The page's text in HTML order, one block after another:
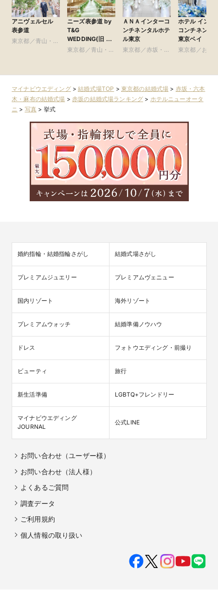
アニヴェルセル
表参道
東京都／青山・表
ニーズ表参道 by
T&G
WEDDING(旧 表
参道TERRACE)
東京都／青山・表
ＡＮＡインターコ
ンチネンタルホテ
ル東京
東京都／赤坂・六
ホテル インタ
コンチネンタ
東京ベイ
東京都／お台
リア
マイナビウエディング>結婚式場TOP > 東京都の結婚式場 > 赤坂・六本
木・麻布の結婚式場 >赤坂の結婚式場ランキング > ホテルニューオータ
ニ > 写真 > 挙式
婚約指輪・結婚指輪さがし 結婚式場さがし
プレミアムジュエリー プレミアムヴェニュー
国内リゾート 海外リゾート
プレミアムウォッチ 結婚準備ノウハウ
ドレス フォトウエディング・前撮り
ビューティ 旅行
新生活準備 LGBTQ+フレンドリー
マイナビウエディング
JOURNAL
公式LINE
お問い合わせ（ユーザー様）
お問い合わせ（法人様）
よくあるご質問
調査データ
ご利用規約
個人情報の取り扱い